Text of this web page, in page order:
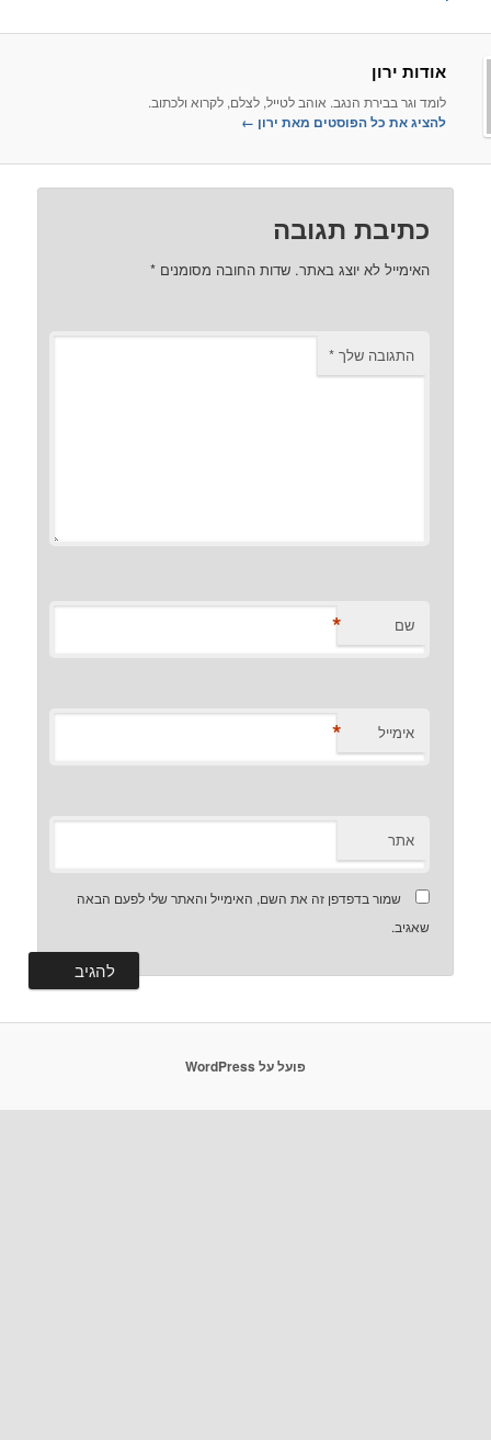
הנגב. אוהב לטייל, לצלם, לקרוא ולכתוב.
הפוסטים מאת ירון‏←
תגובה
יוצג באתר. שדות החובה מסומנים*
בדפדפן זה את השם, האימייל והאתר שלי לפעם הבאה